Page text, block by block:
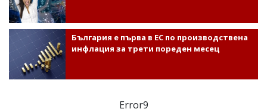
България е първа в ЕС по производствена
инфлация за трети пореден месец
Error9